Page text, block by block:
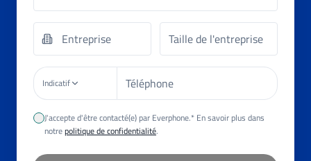
Indicatif
J'accepte d'être contacté(e) par Everphone.* En savoir plus dans
notrepolitique de confidentialité.